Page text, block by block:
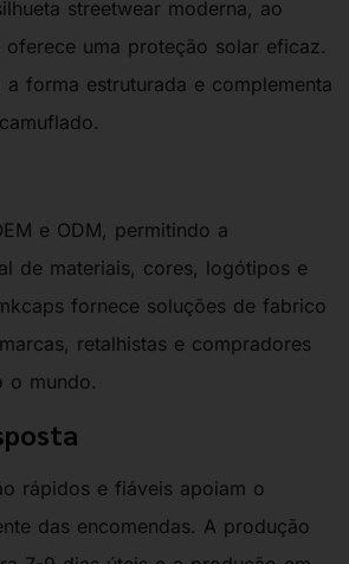
streetwear moderna, ao
oferece uma proteção solar eficaz.
forma estruturada e complementa
e ODM, permitindo a
de materiais, cores, logótipos e
fornece soluções de fabrico
retalhistas e compradores
o mundo.
rápidos e fiáveis apoiam o
das encomendas. A produção